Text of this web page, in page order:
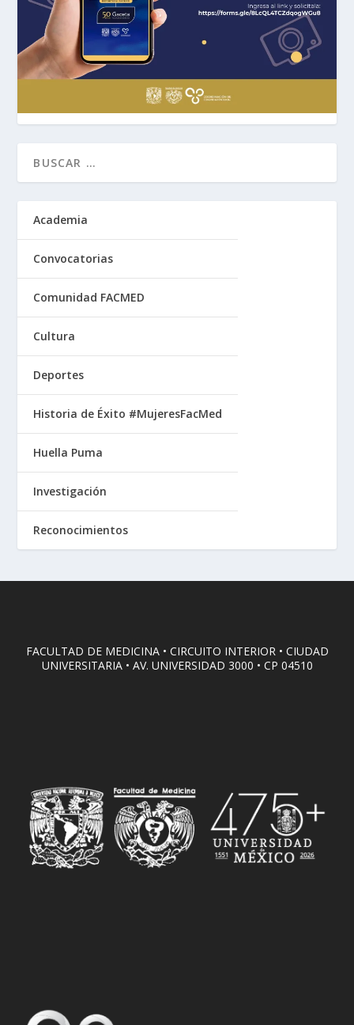
Academia
Convocatorias
Comunidad FACMED
Cultura
Deportes
Historia de Éxito #MujeresFacMed
Huella Puma
Investigación
Reconocimientos
FACULTAD DE MEDICINA • CIRCUITO INTERIOR • CIUDAD
UNIVERSITARIA • AV. UNIVERSIDAD 3000 • CP 04510